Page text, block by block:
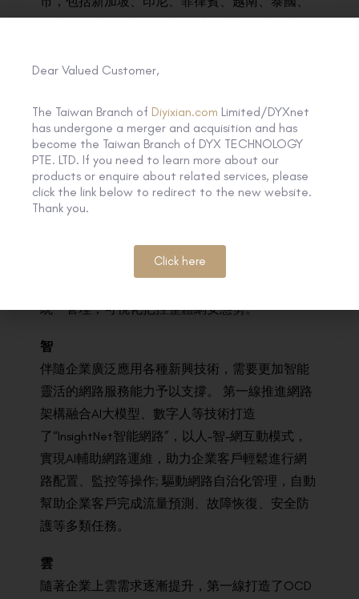
組網互聯。
針 對企業上雲 與遠程辦 公等 多元場景安全互聯，
第一線 推進SD-WAN服務架構向S ASE架構升級，
通過賦能S D-WAN POP節 點支持S ASE安全服務鏈
功能， 升級為SASE POP，提 供如ZTNA、SWG、
FWaaS等
同時，依托第
統一管理，可視化把控整體網安態勢。
智
伴隨企業廣泛應用各種新興技術， 需要更加智能
靈活的網路服務能力予 以支撐。 第一線推進網路
架構融合AI大模型、 數字人 等技術打造
了 “InsightNet智能網路” ，以 人 –智–網互動模式，
實現AI輔助網路運維 ， 助力企業客 戶輕鬆進行網
路配置、 監控等操作; 驅動網路自治化管理 ， 自動
幫助企業客戶完成流量預測 故障恢復 安全防
護等多類任務。
雲
隨著企業上雲需求逐漸提升， 第一線打造了 OCD
Dear Valued Customer,
The Taiwan Branch of Diyixian.com Limited/DYXnet
has undergone a merger and acquisition and has
become the Taiwan Branch of DYX TECHNOLOGY
PTE. LTD. If you need to learn more about our
products or enquire about related services, please
click the link below to redirect to the new website.
Thank you.
Click here